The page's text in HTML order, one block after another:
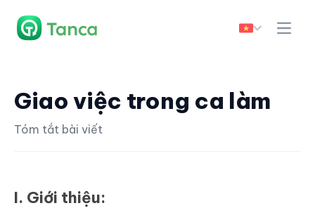
Giao việc trong ca làm
Tóm tắt bài viết
I. Giới thiệu: